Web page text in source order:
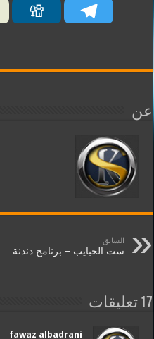
عن
السابق
ست الحبايب – برنامج دندنة
17 تعليقات
fawaz albadrani